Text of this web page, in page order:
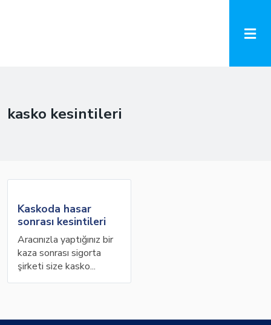
kasko kesintileri
Kaskoda hasar
sonrası kesintileri
Aracınızla yaptığınız bir
kaza sonrası sigorta
şirketi size kasko...